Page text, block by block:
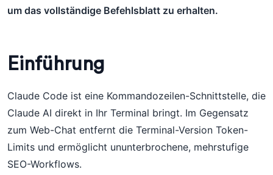
um das vollständige Befehlsblatt zu erhalten.
Einführung
Claude Code ist eine Kommandozeilen-Schnittstelle, die
Claude AI direkt in Ihr Terminal bringt. Im Gegensatz
zum Web-Chat entfernt die Terminal-Version Token-
Limits und ermöglicht ununterbrochene, mehrstufige
SEO-Workflows.